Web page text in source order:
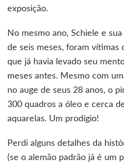
exposição.
No mesmo ano, Schiele e
de seis meses, foram vítimas
que já havia levado seu
meses antes. Mesmo com
no auge de seus 28 anos, o
300 quadros a óleo e cerca
aquarelas. Um prodígio!
Perdi alguns detalhes da
(se o alemão padrão já é um